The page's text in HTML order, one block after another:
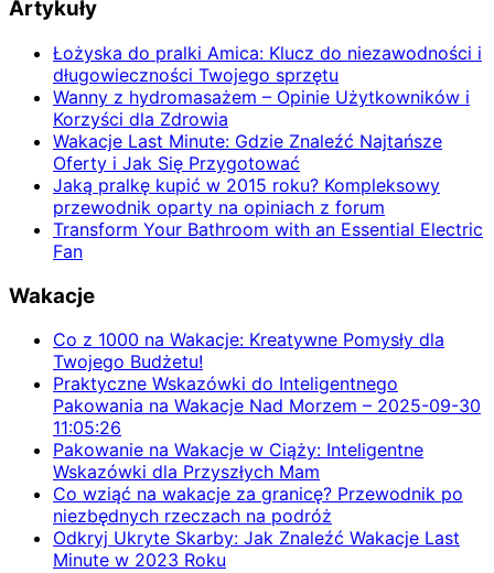
Artykuły
Łożyska do pralki Amica: Klucz do niezawodności i
długowieczności Twojego sprzętu
Wanny z hydromasażem – Opinie Użytkowników i
Korzyści dla Zdrowia
Wakacje Last Minute: Gdzie Znaleźć Najtańsze
Oferty i Jak Się Przygotować
Jaką pralkę kupić w 2015 roku? Kompleksowy
przewodnik oparty na opiniach z forum
Transform Your Bathroom with an Essential Electric
Fan
Wakacje
Co z 1000 na Wakacje: Kreatywne Pomysły dla
Twojego Budżetu!
Praktyczne Wskazówki do Inteligentnego
Pakowania na Wakacje Nad Morzem – 2025-09-30
11:05:26
Pakowanie na Wakacje w Ciąży: Inteligentne
Wskazówki dla Przyszłych Mam
Co wziąć na wakacje za granicę? Przewodnik po
niezbędnych rzeczach na podróż
Odkryj Ukryte Skarby: Jak Znaleźć Wakacje Last
Minute w 2023 Roku